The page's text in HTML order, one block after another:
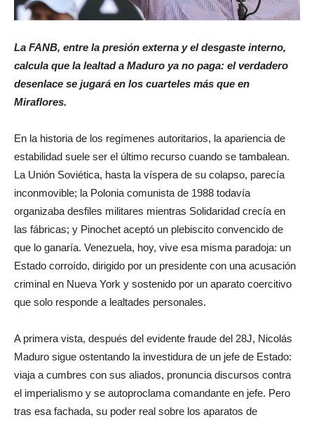
La FANB, entre la presión externa y el desgaste interno,
calcula que la lealtad a Maduro ya no paga: el verdadero
desenlace se jugará en los cuarteles más que en
Miraflores.
En la historia de los regímenes autoritarios, la apariencia de
estabilidad suele ser el último recurso cuando se tambalean.
La Unión Soviética, hasta la víspera de su colapso, parecía
inconmovible; la Polonia comunista de 1988 todavía
organizaba desfiles militares mientras Solidaridad crecía en
las fábricas; y Pinochet aceptó un plebiscito convencido de
que lo ganaría. Venezuela, hoy, vive esa misma paradoja: un
Estado corroído, dirigido por un presidente con una acusación
criminal en Nueva York y sostenido por un aparato coercitivo
que solo responde a lealtades personales.
A primera vista, después del evidente fraude del 28J, Nicolás
Maduro sigue ostentando la investidura de un jefe de Estado:
viaja a cumbres con sus aliados, pronuncia discursos contra
el imperialismo y se autoproclama comandante en jefe. Pero
tras esa fachada, su poder real sobre los aparatos de